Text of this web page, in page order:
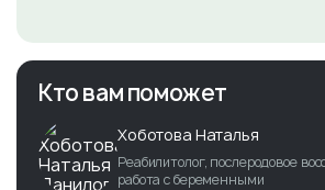
Кто вам поможет
Хоботова Наталья
Реабилитолог, послеродовое
работа с беременными